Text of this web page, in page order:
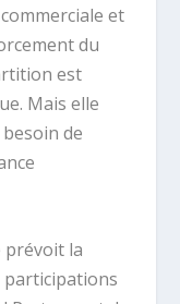
et
du
est
Mais elle
de
prévoit la
participations